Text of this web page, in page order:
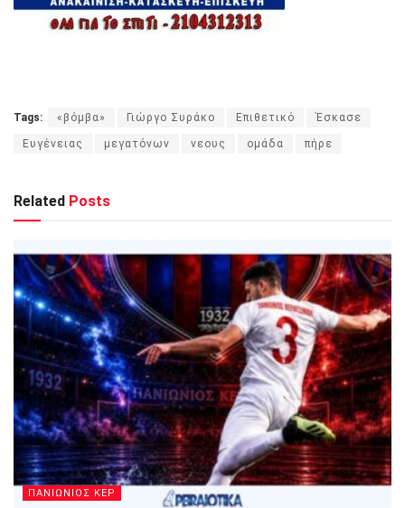
Tags: «βόμβα» Γιώργο Συράκο Επιθετικό Έσκασε
Ευγένειας μεγατόνων νεους ομάδα πήρε
Related Posts
ΠΑΝΙΩΝΙΟΣ ΚΕΡ